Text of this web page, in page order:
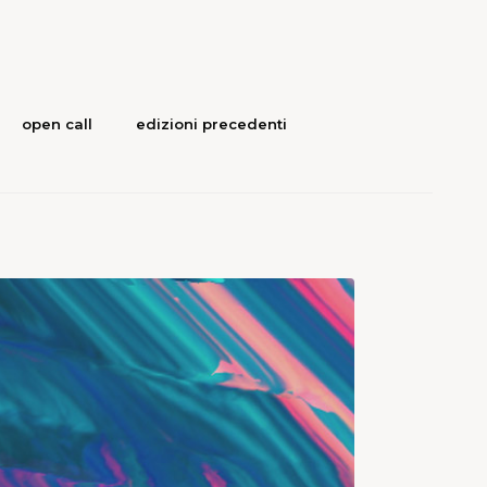
open call edizioni precedenti